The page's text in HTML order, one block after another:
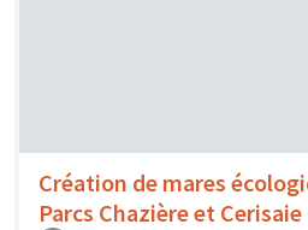
Création de mares
Parcs Chazière et Cerisaie